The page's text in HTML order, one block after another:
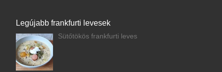
Legújabb frankfurti levesek
Sütőtökös frankfurti leves